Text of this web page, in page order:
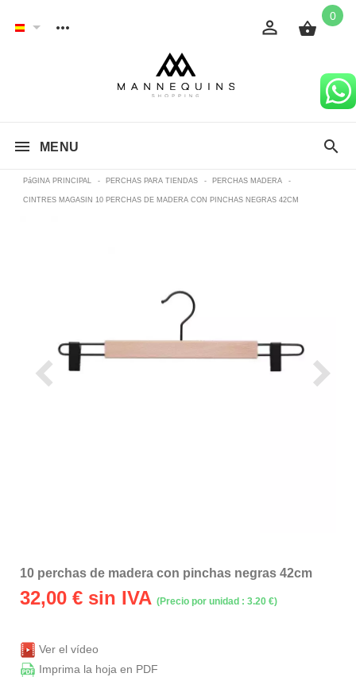
0
MENU
PáGINA PRINCIPAL - PERCHAS PARA TIENDAS - PERCHAS MADERA -
CINTRES MAGASIN 10 PERCHAS DE MADERA CON PINCHAS NEGRAS 42CM
10 perchas de madera con pinchas negras 42cm
32,00 € sin IVA (Precio por unidad : 3.20 €)
Ver el vídeo
Imprima la hoja en PDF